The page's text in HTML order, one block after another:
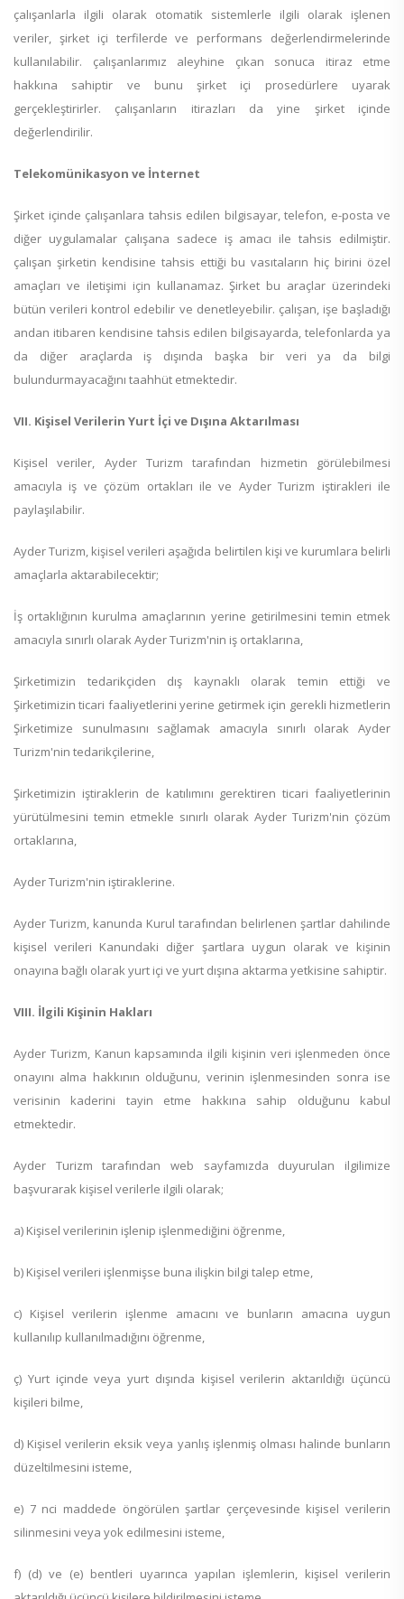
çalışanlarla ilgili olarak otomatik sistemlerle ilgili olarak işlenen
veriler, şirket içi terfilerde ve performans değerlendirmelerinde
kullanılabilir. çalışanlarımız aleyhine çıkan sonuca itiraz etme
hakkına sahiptir ve bunu şirket içi prosedürlere uyarak
gerçekleştirirler. çalışanların itirazları da yine şirket içinde
değerlendirilir.
Telekomünikasyon ve İnternet
Şirket içinde çalışanlara tahsis edilen bilgisayar, telefon, e-posta ve
diğer uygulamalar çalışana sadece iş amacı ile tahsis edilmiştir.
çalışan şirketin kendisine tahsis ettiği bu vasıtaların hiç birini özel
amaçları ve iletişimi için kullanamaz. Şirket bu araçlar üzerindeki
bütün verileri kontrol edebilir ve denetleyebilir. çalışan, işe başladığı
andan itibaren kendisine tahsis edilen bilgisayarda, telefonlarda ya
da diğer araçlarda iş dışında başka bir veri ya da bilgi
bulundurmayacağını taahhüt etmektedir.
VII. Kişisel Verilerin Yurt İçi ve Dışına Aktarılması
Kişisel veriler, Ayder Turizm tarafından hizmetin görülebilmesi
amacıyla iş ve çözüm ortakları ile ve Ayder Turizm iştirakleri ile
paylaşılabilir.
Ayder Turizm, kişisel verileri aşağıda belirtilen kişi ve kurumlara belirli
amaçlarla aktarabilecektir;
İş ortaklığının kurulma amaçlarının yerine getirilmesini temin etmek
amacıyla sınırlı olarak Ayder Turizm'nin iş ortaklarına,
Şirketimizin tedarikçiden dış kaynaklı olarak temin ettiği ve
Şirketimizin ticari faaliyetlerini yerine getirmek için gerekli hizmetlerin
Şirketimize sunulmasını sağlamak amacıyla sınırlı olarak Ayder
Turizm'nin tedarikçilerine,
Şirketimizin iştiraklerin de katılımını gerektiren ticari faaliyetlerinin
yürütülmesini temin etmekle sınırlı olarak Ayder Turizm'nin çözüm
ortaklarına,
Ayder Turizm'nin iştiraklerine.
Ayder Turizm, kanunda Kurul tarafından belirlenen şartlar dahilinde
kişisel verileri Kanundaki diğer şartlara uygun olarak ve kişinin
onayına bağlı olarak yurt içi ve yurt dışına aktarma yetkisine sahiptir.
VIII. İlgili Kişinin Hakları
Ayder Turizm, Kanun kapsamında ilgili kişinin veri işlenmeden önce
onayını alma hakkının olduğunu, verinin işlenmesinden sonra ise
verisinin kaderini tayin etme hakkına sahip olduğunu kabul
etmektedir.
Ayder Turizm tarafından web sayfamızda duyurulan ilgilimize
başvurarak kişisel verilerle ilgili olarak;
a) Kişisel verilerinin işlenip işlenmediğini öğrenme,
b) Kişisel verileri işlenmişse buna ilişkin bilgi talep etme,
c) Kişisel verilerin işlenme amacını ve bunların amacına uygun
kullanılıp kullanılmadığını öğrenme,
ç) Yurt içinde veya yurt dışında kişisel verilerin aktarıldığı üçüncü
kişileri bilme,
d) Kişisel verilerin eksik veya yanlış işlenmiş olması halinde bunların
düzeltilmesini isteme,
e) 7 nci maddede öngörülen şartlar çerçevesinde kişisel verilerin
silinmesini veya yok edilmesini isteme,
f) (d) ve (e) bentleri uyarınca yapılan işlemlerin, kişisel verilerin